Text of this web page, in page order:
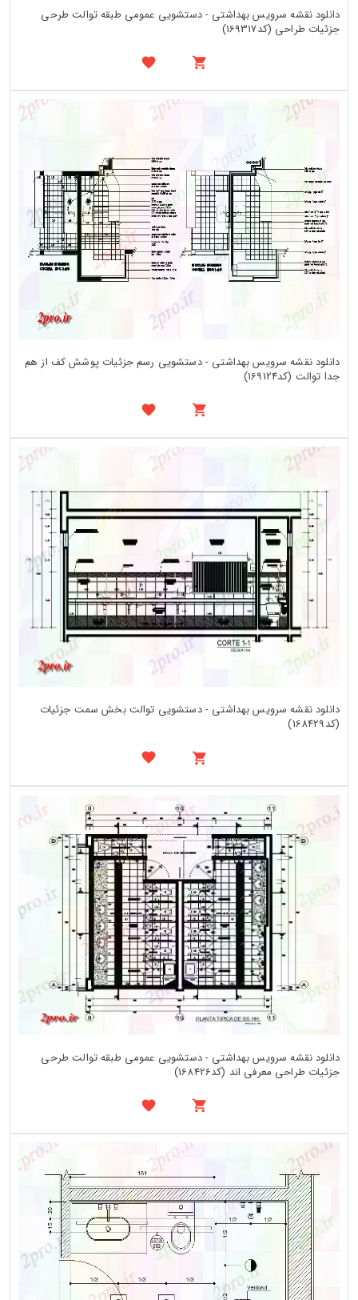
دانلود نقشه سرویس بهداشتی - دستشویی عمومی طبقه توالت طرحی
جزئیات طراحی (کد169317)
دانلود نقشه سرویس بهداشتی - دستشویی رسم جزئیات پوشش کف از هم
جدا توالت (کد169124)
دانلود نقشه سرویس بهداشتی - دستشویی توالت بخش سمت جزئیات
(کد168429)
دانلود نقشه سرویس بهداشتی - دستشویی عمومی طبقه توالت طرحی
جزئیات طراحی معرفی اند (کد168426)